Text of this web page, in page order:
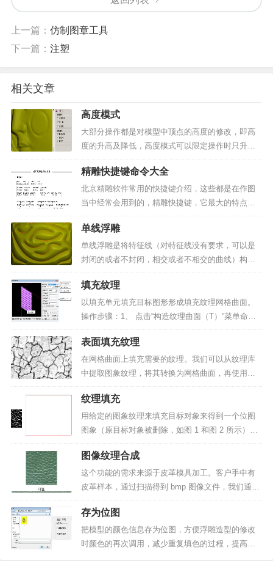
上一篇： 仿制图章工具
下一篇： 注塑
相关文章
高度模式
大部分操作都是对模型中顶点的高度的修改，即高
度的升高及降低，高度模式可以限定操作时只升高
或只降低刷子范围中的顶点。比如磨光时，正常操
作是高点降低，低点升高，有时为了达到特殊的效
果，可选用仅补低或仅去高选项。图1中为了去掉圆
形沟，而不降低周围...
精雕快捷键命令大全
北京精雕软件常用的快捷键介绍，这些都是在作图
当中经常会用到的，精雕快捷键，它最大的特点，
就是在于便捷，能减少操作，提高效率。而作为一
名专业的电脑雕刻设计师，快捷键用得熟不熟练，
就能反映出我们的专业程度。▲图1 精雕快捷键图表
平面环境常用快捷...
单线浮雕
单线浮雕是将特征线（对特征线没有要求，可以是
封闭的或者不封闭，相交或者不相交的曲线）构成
的区域按照一定的高度、截面和边界角度进行浮雕
处理，如图1和2所示。单线浮雕有些类似区域浮
雕，但是，区域浮雕对图形区域要求很苛刻，即区
域的边界曲线必须要是...
填充纹理
以填充单元填充目标图形形成填充纹理网格曲面。
操作步骤：1、 点击“构造纹理曲面（T）”菜单命
令：在弹出“构造纹理曲面”对话框里选择纹理类型为
“填充纹理”，如图1所示。▲图1 构造填充纹理2、 选
择效果库中基本的填充方法：这里选择自由类型。
3...
表面填充纹理
在网格曲面上填充需要的纹理。我们可以从纹理库
中提取图象纹理，将其转换为网格曲面，再使用自
定义的方式将转换得到的纹理网格曲面填充到目标
网格曲面上，如图 1 和图 2所示。▲图 1 图象纹理
▲图 2 图象纹理转化成网格纹理曲面▲图 3 网格曲
面...
纹理填充
用给定的图象纹理来填充目标对象来得到一个位图
图象（原目标对象被删除，如图 1 和图 2 所示）。
纹理填充命令能够形成新的位图图象，还经常和位
图转网格、圆柱面映射拼合等命令结合使用来设计
各种纹理辊筒曲面，这在参数说明中会仔细说明。
需要说明的是...
图像纹理合成
这个功能的需求来源于皮革模具加工。客户手中有
皮革样本，通过扫描得到 bmp 图像文件，我们通常
称之为样图。客户想通过所得到的小图像生成比较
大的图像，我们通常把生成的图像称为目标图，如
图 1。这种有样图到目标图的过程，就是纹理合成。
▲图 1...
存为位图
把模型的颜色信息存为位图，方便浮雕造型的修改
时颜色的再次调用，减少重复填色的过程，提高浮